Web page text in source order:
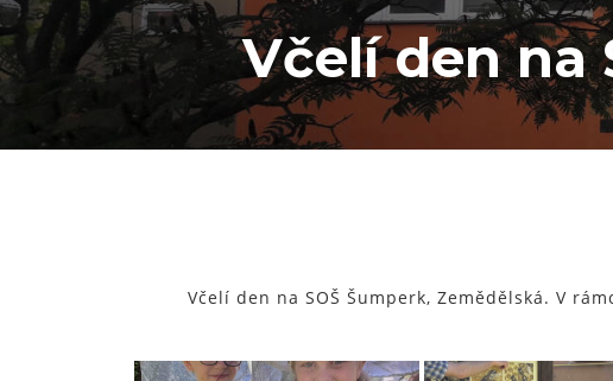
Včelí den na
Včelí den na SOŠ Šumperk, Zemědělská. V